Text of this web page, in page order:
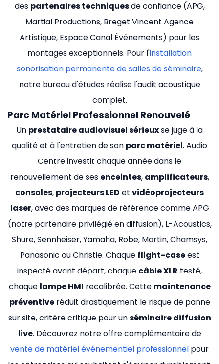
des partenaires techniquesde confiance (APG,
Martial Productions, Breget Vincent Agence
Artistique, Espace Canal Événements) pour les
montages exceptionnels. Pour l'installation
sonorisation permanente de salles de séminaire,
notre bureau d'études réalise l'audit acoustique
complet.
Parc Matériel Professionnel Renouvelé
Un prestataire audiovisuel sérieuxse juge à la
qualité et à l'entretien de son parc matériel. Audio
Centre investit chaque année dans le
renouvellement de ses enceintes, amplificateurs,
consoles, projecteurs LED et vidéoprojecteurs
laser, avec des marques de référence comme APG
(notre partenaire privilégié en diffusion), L-Acoustics,
Shure, Sennheiser, Yamaha, Robe, Martin, Chamsys,
Panasonic ou Christie. Chaque flight-caseest
inspecté avant départ, chaque câble XLR testé,
chaque lampe HMI recalibrée. Cette maintenance
préventiveréduit drastiquement le risque de panne
sur site, critère critique pour unséminaire diffusion
live. Découvrez notre offre complémentaire de
vente de matériel événementiel professionnel pour